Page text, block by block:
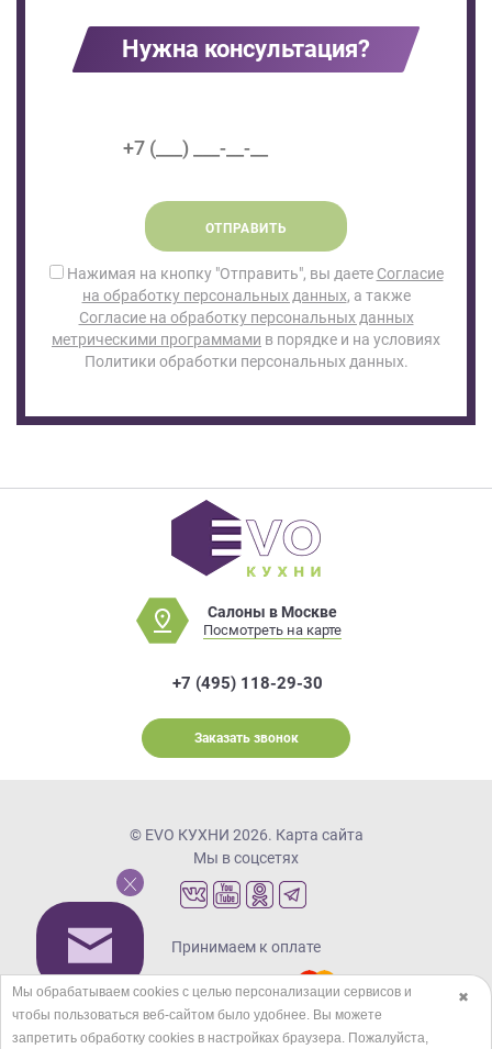
Нужна консультация?
ОТПРАВИТЬ
Нажимая на кнопку "Отправить", вы даете Согласие
на обработку персональных данных, а также
Согласие на обработку персональных данных
метрическими программами в порядке и на условиях
Политики обработки персональных данных.
Салоны в Москве
Посмотреть на карте
+7 (495) 118-29-30
Заказать звонок
© EVO КУХНИ 2026. Карта сайта
Мы в соцсетях
Принимаем к оплате
Кредиты и рассрочка
✖
Мы обрабатываем cookies с целью персонализации сервисов и
чтобы пользоваться веб-сайтом было удобнее. Вы можете
запретить обработку сookies в настройках браузера. Пожалуйста,